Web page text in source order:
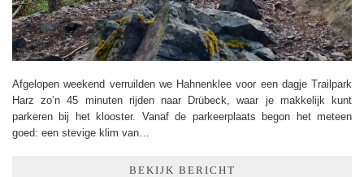
Afgelopen weekend verruilden we Hahnenklee voor een dagje Trailpark
Harz zo’n 45 minuten rijden naar Drübeck, waar je makkelijk kunt
parkeren bij het klooster. Vanaf de parkeerplaats begon het meteen
goed: een stevige klim van…
BEKIJK BERICHT